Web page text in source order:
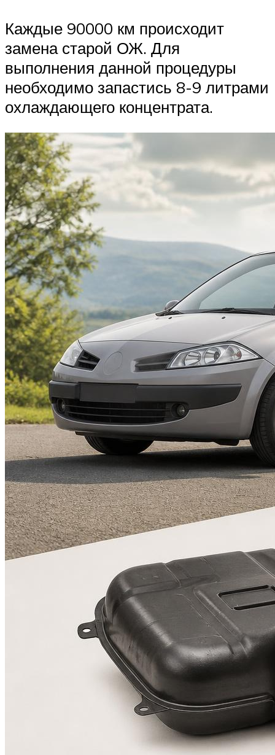
Каждые 90000 км происходит
замена старой ОЖ. Для
выполнения данной процедуры
необходимо запастись 8-9 литрами
охлаждающего концентрата.